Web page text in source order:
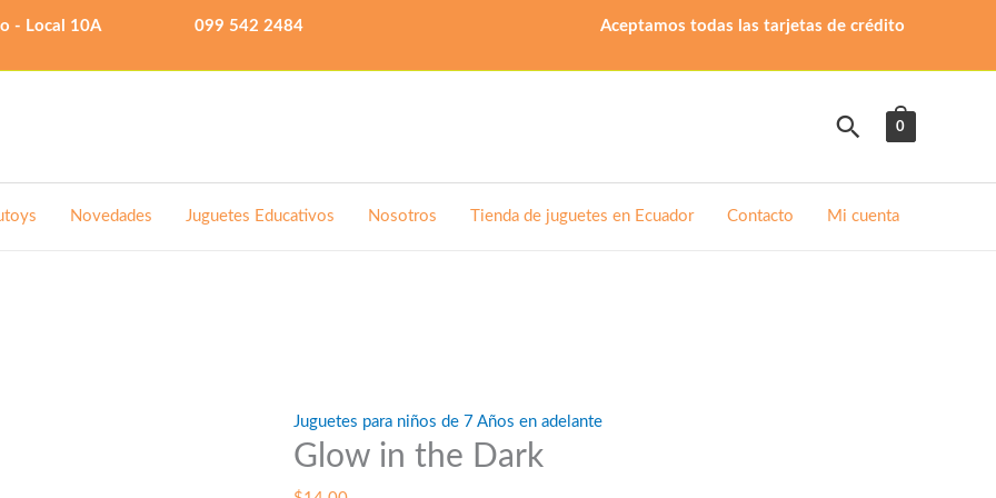
- Local 10A 099 542 2484 Aceptamos todas las tarjetas de crédito
Buscar
0
Novedades Juguetes Educativos Nosotros Tienda de juguetes en Ecuador Contacto Mi cuenta
Juguetes para niños de 7 Años en adelante
Glow in the Dark